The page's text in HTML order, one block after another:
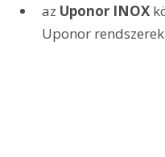
az Uponor INOX
Uponor